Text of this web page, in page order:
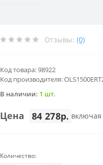
Отзывы: (0)
Код товара: 98922
Код производителя:
В наличии: 1 шт.
Цена 84 278р.
Количество: